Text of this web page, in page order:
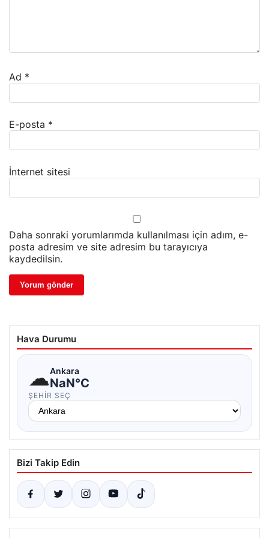
Ad *
E-posta *
İnternet sitesi
Daha sonraki yorumlarımda kullanılması için adım, e-
posta adresim ve site adresim bu tarayıcıya
kaydedilsin.
Hava Durumu
☁Ankara
NaN°C
ŞEHIR SEÇ
Bizi Takip Edin